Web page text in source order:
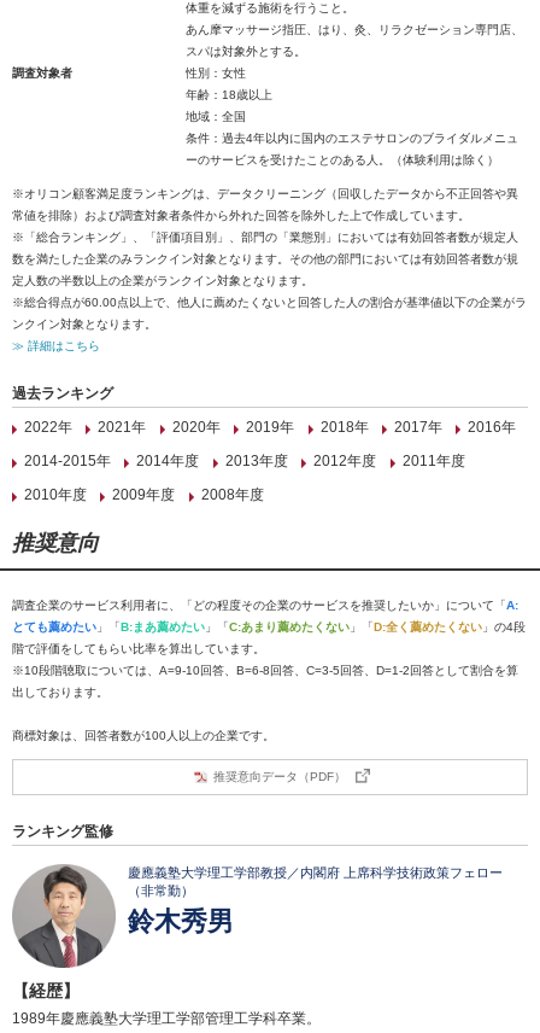
体重を減ずる施術を行うこと。
あん摩マッサージ指圧、はり、灸、リラクゼーション専門店、
スパは対象外とする。
調査対象者
性別：女性
年齢：18歳以上
地域：全国
条件：過去4年以内に国内のエステサロンのブライダルメニュ
ーのサービスを受けたことのある人。（体験利用は除く）
※オリコン顧客満足度ランキングは、データクリーニング（回収したデータから不正回答や異
常値を排除）および調査対象者条件から外れた回答を除外した上で作成しています。
※「総合ランキング」、「評価項目別」、部門の「業態別」においては有効回答者数が規定人
数を満たした企業のみランクイン対象となります。その他の部門においては有効回答者数が規
定人数の半数以上の企業がランクイン対象となります。
※総合得点が60.00点以上で、他人に薦めたくないと回答した人の割合が基準値以下の企業がラ
ンクイン対象となります。
≫ 詳細はこちら
過去ランキング
2022年
2021年 2020年 2019年 2018年 2017年
2016年
2014-2015年
2014年度 2013年度 2012年度
2011年度
2010年度
2009年度 2008年度
推奨意向
調査企業のサービス利用者に、「どの程度その企業のサービスを推奨したいか」について「A:
とても薦めたい 」「B:まあ薦めたい 」「C:あまり薦めたくない 」「D:全く薦めたくない 」の4段
階で評価をしてもらい比率を算出しています。
※10段階聴取については、A=9-10回答、B=6-8回答、C=3-5回答、D=1-2回答として割合を算
出しております。
商標対象は、回答者数が100人以上の企業です。
推奨意向データ（PDF）
ランキング監修
慶應義塾大学理工学部教授／内閣府 上席科学技術政策フェロー
（非常勤）
鈴木秀男
【経歴】
1989年慶應義塾大学理工学部管理工学科卒業。